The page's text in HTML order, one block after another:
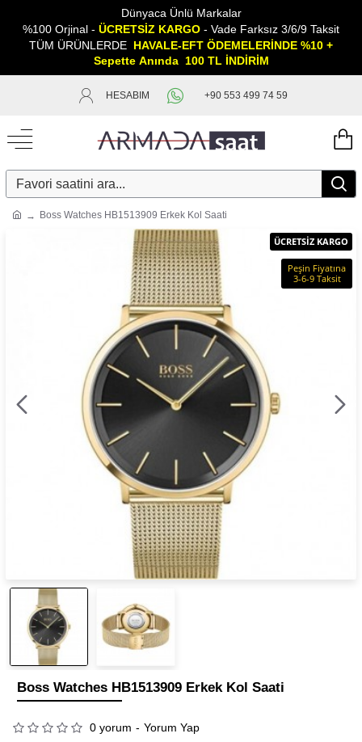
Dünyaca Ünlü Markalar
%100 Orjinal - ÜCRETSİZ KARGO - Vade Farksız 3/6/9 Taksit
TÜM ÜRÜNLERDE HAVALE-EFT ÖDEMELERİNDE %10 +
Sepette Anında 100 TL İNDİRİM
HESABIM +90 553 499 74 59
Boss Watches HB1513909 Erkek Kol Saati
ÜCRETSİZ KARGO
Peşin Fiyatına
3-6-9 Taksit
Boss Watches HB1513909 Erkek Kol Saati
0 yorum - Yorum Yap